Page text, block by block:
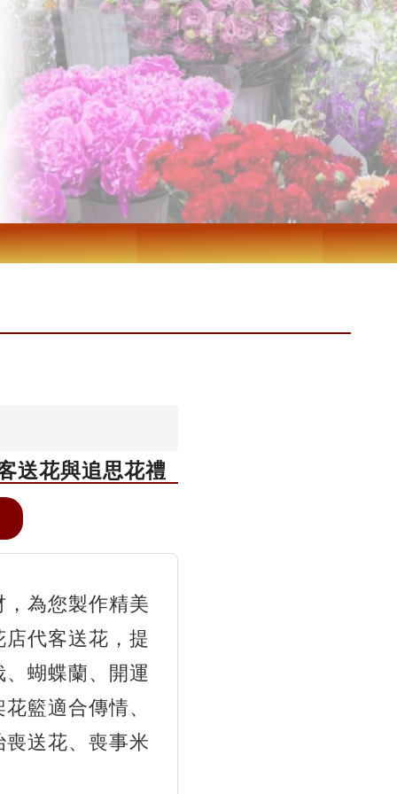
送花與追思花禮
為您製作精美
代客送花，提
蝴蝶蘭、開運
籃適合傳情、
送花、喪事米